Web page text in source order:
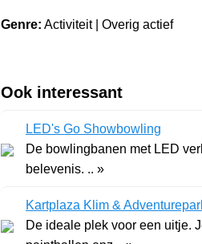
Genre: Activiteit | Overig actief
Ook interessant
LED's Go Showbowling
De bowlingbanen met LED
belevenis. .. »
Kartplaza Klim &
De ideale plek voor een uitje.